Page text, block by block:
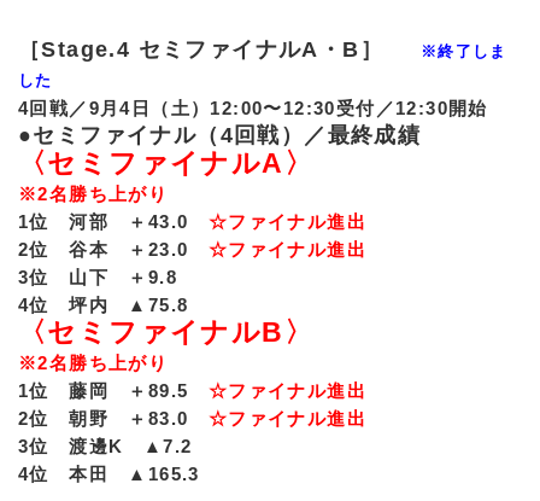
［Stage.4 セミファイナルA・B］
※終了しま
した
4回戦／9月4日（土）12:00〜12:30受付／12:30開始
●セミファイナル（4回戦）／最終成績
〈セミファイナルA〉
※2名勝ち上がり
1位 河部 ＋43.0
☆ファイナル進出
2位 谷本 ＋23.0
☆ファイナル進出
3位 山下 ＋9.8
4位 坪内 ▲75.8
〈セミファイナルB〉
※2名勝ち上がり
1位 藤岡 ＋89.5
☆ファイナル進出
2位 朝野 ＋83.0
☆ファイナル進出
3位 渡邊K ▲7.2
4位 本田 ▲165.3